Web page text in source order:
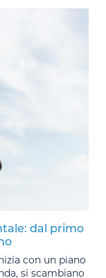
dal primo
con un piano
si scambiano